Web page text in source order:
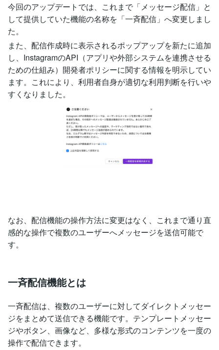
今回のアップデートでは、これまで「メッセージ配信」と
して提供していた機能の名称を「一斉配信」へ変更しまし
た。
また、配信作成時に表示されるポップアップを新たに追加
し、InstagramのAPI（アプリや外部システムを連携させる
ための仕組み）開発者ポリシーに関する情報を明示してい
ます。これにより、利用者自身が適切な利用判断を行いや
すくなりました。
なお、配信機能の操作方法に変更はなく、これまで通り直
感的な操作で複数のユーザーへメッセージを送信可能で
す。
一斉配信機能とは
一斉配信は、複数のユーザーに対してダイレクトメッセー
ジをまとめて送信できる機能です。テンプレートメッセー
ジやボタン、画像など、多様な形式のコンテンツを一度の
操作で配信できます。